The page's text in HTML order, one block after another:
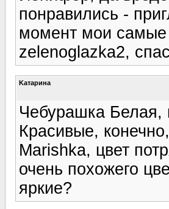
понравились -
момент мои
zelenoglazka2,
Kатарина
Чебурашка Белая,
Красивые,
Marishka, цвет
очень похожего
яркие?